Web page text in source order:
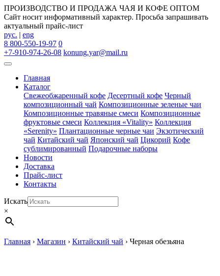
ПРОИЗВОДСТВО И ПРОДАЖА ЧАЯ И КОФЕ ОПТОМ
Сайт носит информативный характер. Просьба запрашивать
актуальный прайс-лист
рус. | eng
8 800-550-19-97 0
+7-910-974-26-08 konung.yar@mail.ru
Главная
Каталог
Свежеобжаренный кофе Десертный кофе Черный
композиционный чай Композиционные зеленые чаи
Композиционные травяные смеси Композиционные
фруктовые смеси Коллекция «Vitality» Коллекция
«Serenity» Плантационные черные чаи Экзотический
чай Китайский чай Японский чай Цикорий Кофе
сублимированный Подарочные наборы
Новости
Доставка
Прайс-лист
Контакты
Искать
×
Главная › Магазин › Китайский чай › Черная обезьяна